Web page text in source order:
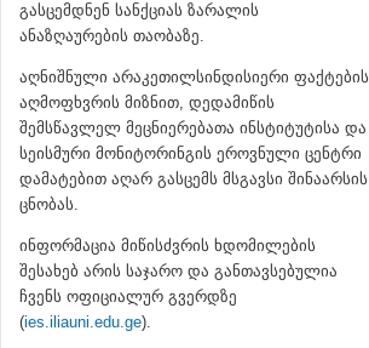
გასცემდნენ სანქციას ზარალის
ანაზღაურების თაობაზე.
აღნიშნული არაკეთილსინდისიერი ფაქტების
აღმოფხვრის მიზნით, დედამიწის
შემსწავლელ მეცნიერებათა ინსტიტუტისა და
სეისმური მონიტორინგის ეროვნული ცენტრი
დამატებით აღარ გასცემს მსგავსი შინაარსის
ცნობას.
ინფორმაცია მიწისძვრის ხდომილების
შესახებ არის საჯარო და განთავსებულია
ჩვენს ოფიციალურ გვერდზე
(ies.iliauni.edu.ge).